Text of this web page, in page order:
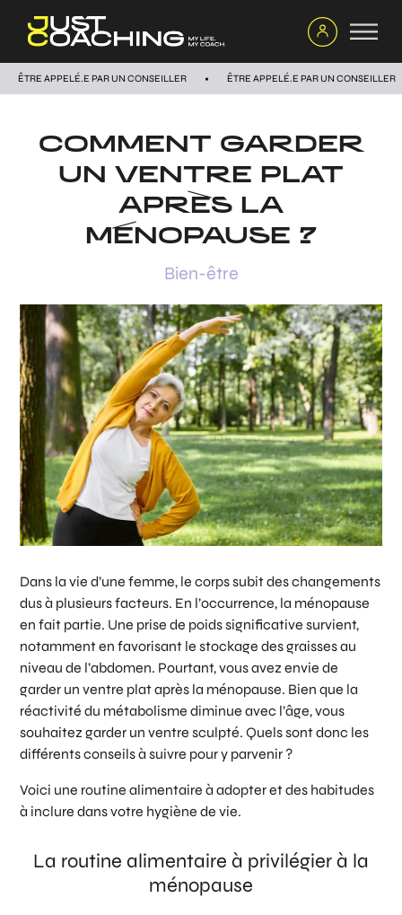
ÊTRE APPELÉ.E PAR UN CONSEILLER ÊTRE APPELÉ.E PAR UN CONSEILLER
COMMENT GARDER
UN VENTRE PLAT
APRÈS LA
MÉNOPAUSE ?
Bien-être
Dans la vie d’une femme, le corps subit des changements
dus à plusieurs facteurs. En l’occurrence, la ménopause
en fait partie. Une prise de poids significative survient,
notamment en favorisant le stockage des graisses au
niveau de l’abdomen. Pourtant, vous avez envie de
garder un ventre plat après la ménopause. Bien que la
réactivité du métabolisme diminue avec l’âge, vous
souhaitez garder un ventre sculpté. Quels sont donc les
différents conseils à suivre pour y parvenir ?
Voici une routine alimentaire à adopter et des habitudes
à inclure dans votre hygiène de vie.
La routine alimentaire à privilégier à la
ménopause